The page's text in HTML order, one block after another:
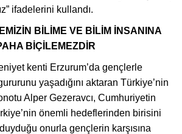
ifadelerini kullandı.
BİLİME VE BİLİM İNSANINA
BİÇİLEMEZDİR
kenti Erzurum’da gençlerle
yaşadığını aktaran Türkiye’nin
Alper Gezeravcı, Cumhuriyetin
önemli hedeflerinden birisini
onurla gençlerin karşısına